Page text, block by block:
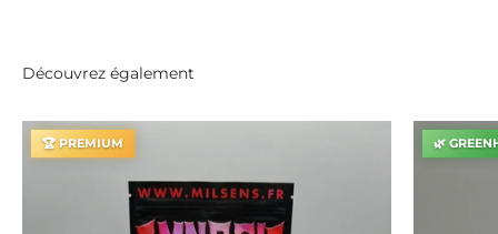
Découvrez également
🏆 PREMIUM 🌿